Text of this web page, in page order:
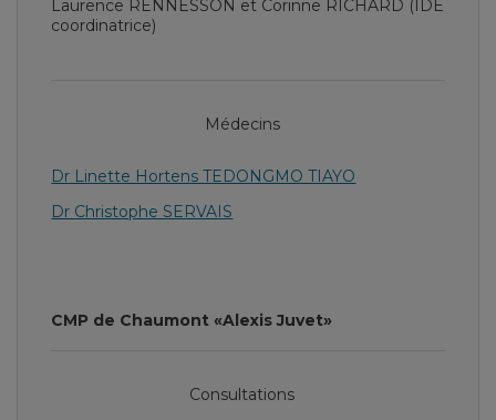
Laurence RENNESSON et Corinne RICHARD (IDE
coordinatrice)
Médecins
Dr Linette Hortens TEDONGMO TIAYO
Dr Christophe SERVAIS
CMP de Chaumont «Alexis Juvet»
Consultations